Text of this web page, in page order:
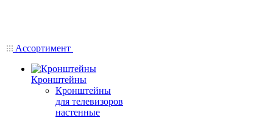
Ассортимент
Кронштейны
Кронштейны
для телевизоров
настенные